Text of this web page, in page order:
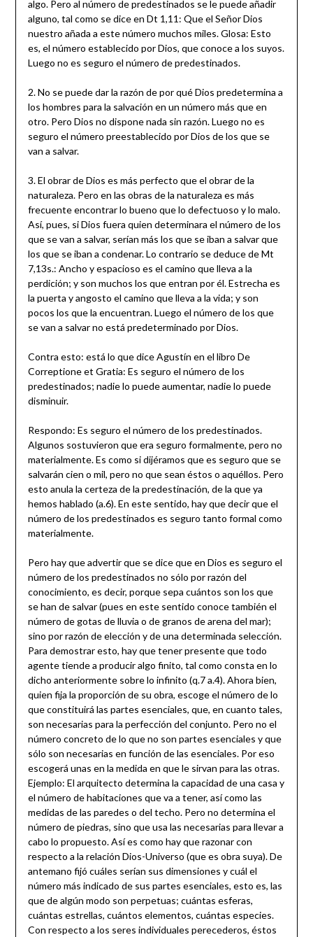
algo. Pero al número de predestinados se le puede añadir
alguno, tal como se dice en Dt 1,11: Que el Señor Dios
nuestro añada a este número muchos miles. Glosa: Esto
es, el número establecido por Dios, que conoce a los suyos.
Luego no es seguro el número de predestinados.
2. No se puede dar la razón de por qué Dios predetermina a
los hombres para la salvación en un número más que en
otro. Pero Dios no dispone nada sin razón. Luego no es
seguro el número preestablecido por Dios de los que se
van a salvar.
3. El obrar de Dios es más perfecto que el obrar de la
naturaleza. Pero en las obras de la naturaleza es más
frecuente encontrar lo bueno que lo defectuoso y lo malo.
Así, pues, si Dios fuera quien determinara el número de los
que se van a salvar, serían más los que se iban a salvar que
los que se iban a condenar. Lo contrario se deduce de Mt
7,13s.: Ancho y espacioso es el camino que lleva a la
perdición; y son muchos los que entran por él. Estrecha es
la puerta y angosto el camino que lleva a la vida; y son
pocos los que la encuentran. Luego el número de los que
se van a salvar no está predeterminado por Dios.
Contra esto: está lo que dice Agustín en el libro De
Correptione et Gratia: Es seguro el número de los
predestinados; nadie lo puede aumentar, nadie lo puede
disminuir.
Respondo: Es seguro el número de los predestinados.
Algunos sostuvieron que era seguro formalmente, pero no
materialmente. Es como si dijéramos que es seguro que se
salvarán cien o mil, pero no que sean éstos o aquéllos. Pero
esto anula la certeza de la predestinación, de la que ya
hemos hablado (a.6). En este sentido, hay que decir que el
número de los predestinados es seguro tanto formal como
materialmente.
Pero hay que advertir que se dice que en Dios es seguro el
número de los predestinados no sólo por razón del
conocimiento, es decir, porque sepa cuántos son los que
se han de salvar (pues en este sentido conoce también el
número de gotas de lluvia o de granos de arena del mar);
sino por razón de elección y de una determinada selección.
Para demostrar esto, hay que tener presente que todo
agente tiende a producir algo finito, tal como consta en lo
dicho anteriormente sobre lo infinito (q.7 a.4). Ahora bien,
quien fija la proporción de su obra, escoge el número de lo
que constituirá las partes esenciales, que, en cuanto tales,
son necesarias para la perfección del conjunto. Pero no el
número concreto de lo que no son partes esenciales y que
sólo son necesarias en función de las esenciales. Por eso
escogerá unas en la medida en que le sirvan para las otras.
Ejemplo: El arquitecto determina la capacidad de una casa y
el número de habitaciones que va a tener, así como las
medidas de las paredes o del techo. Pero no determina el
número de piedras, sino que usa las necesarias para llevar a
cabo lo propuesto. Así es como hay que razonar con
respecto a la relación Dios-Universo (que es obra suya). De
antemano fijó cuáles serían sus dimensiones y cuál el
número más indicado de sus partes esenciales, esto es, las
que de algún modo son perpetuas; cuántas esferas,
cuántas estrellas, cuántos elementos, cuántas especies.
Con respecto a los seres individuales perecederos, éstos